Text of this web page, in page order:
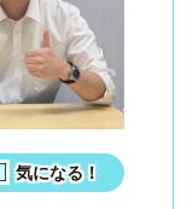
気になる！